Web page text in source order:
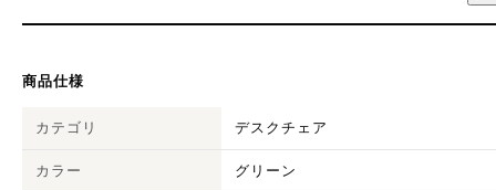
商品仕様
カテゴリ デスクチェア
カラー グリーン